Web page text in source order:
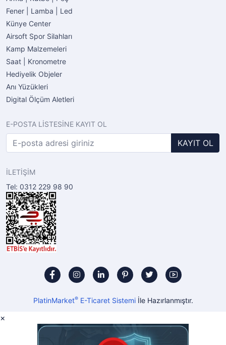
Fener | Lamba | Led
Künye Center
Airsoft Spor Silahları
Kamp Malzemeleri
Saat | Kronometre
Hediyelik Objeler
Anı Yüzükleri
Digital Ölçüm Aletleri
E-POSTA LİSTESİNE KAYIT OL
KAYIT OL
İLETİŞİM
Tel: 0312 229 98 90
PlatinMarket®E-Ticaret Sistemiİle Hazırlanmıştır.
×